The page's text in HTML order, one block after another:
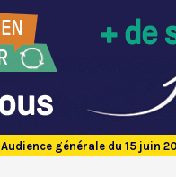
Audience générale du 15 juin